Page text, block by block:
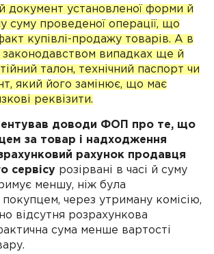
документ установленої форми й
суму проведеної операції, що
купівлі-продажу товарів. А в
законодавством випадках ще й
талон, технічний паспорт чи
який його замінює, що має
реквізити.
доводи ФОП про те, що
за товар і надходження
рахунок продавця
сервісу розірвані в часі й суму
меншу, ніж була
через утриману комісію,
відсутня розрахункова
сума менше вартості